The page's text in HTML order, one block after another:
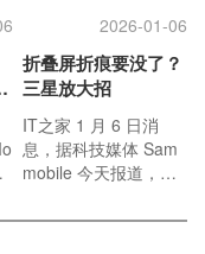
2026-01-06
折叠屏折痕要没了？
三星放大招
IT之家 1 月 6 日消
息，据科技媒体 Sam
mobile 今天报道，三
次公开展示一款无折